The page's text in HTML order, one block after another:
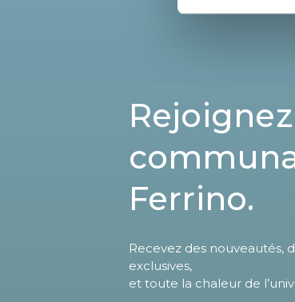
Ferrino.
Recevez des nouveautés,
exclusives,
et toute la chaleur de